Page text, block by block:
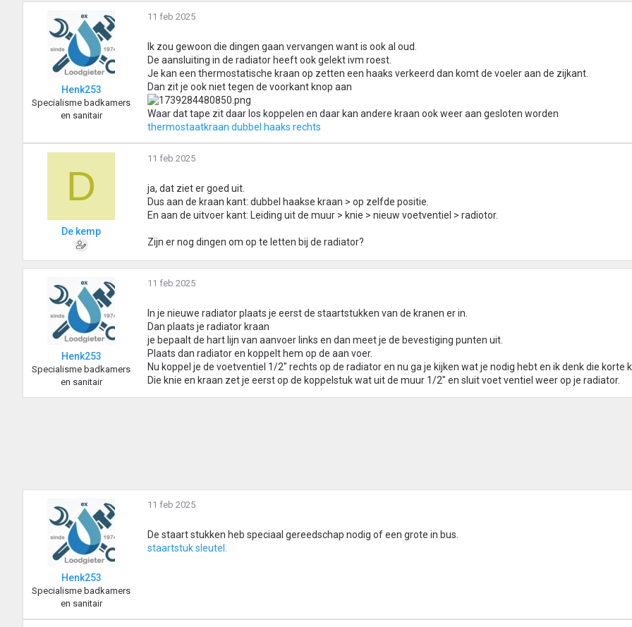
Henk253
Specialisme badkamers
en sanitair
11 feb 2025
Ik zou gewoon die dingen gaan vervangen want is ook al oud.
De aansluiting in de radiator heeft ook gelekt ivm roest.
Je kan een thermostatische kraan op zetten een haaks verkeerd dan komt de voeler aan de zijkant.
Dan zit je ook niet tegen de voorkant knop aan
Waar dat tape zit daar los koppelen en daar kan andere kraan ook weer aan gesloten worden
thermostaatkraan dubbel haaks rechts
D
De kemp
11 feb 2025
ja, dat ziet er goed uit.
Dus aan de kraan kant: dubbel haakse kraan > op zelfde positie.
En aan de uitvoer kant: Leiding uit de muur > knie > nieuw voetventiel > radiotor.
Zijn er nog dingen om op te letten bij de radiator?
Henk253
Specialisme badkamers
en sanitair
11 feb 2025
In je nieuwe radiator plaats je eerst de staartstukken van de kranen er in.
Dan plaats je radiator kraan
je bepaalt de hart lijn van aanvoer links en dan meet je de bevestiging punten uit.
Plaats dan radiator en koppelt hem op de aan voer.
Nu koppel je de voetventiel 1/2" rechts op de radiator en nu ga je kijken wat je nodig hebt en ik denk die korte
Die knie en kraan zet je eerst op de koppelstuk wat uit de muur 1/2" en sluit voet ventiel weer op je radiator.
Henk253
Specialisme badkamers
en sanitair
11 feb 2025
De staart stukken heb speciaal gereedschap nodig of een grote in bus.
staartstuk sleutel.